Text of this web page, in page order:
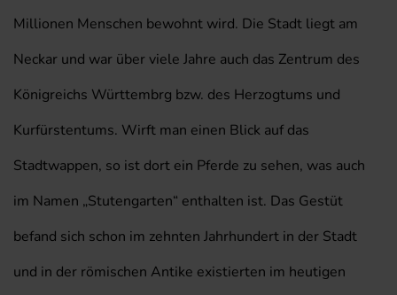
Millionen Menschen bewohnt wird. Die Stadt liegt am
Neckar und war über viele Jahre auch das Zentrum des
Königreichs Württembrg bzw. des Herzogtums und
Kurfürstentums. Wirft man einen Blick auf das
Stadtwappen, so ist dort ein Pferde zu sehen, was auch
im Namen „Stutengarten“ enthalten ist. Das Gestüt
befand sich schon im zehnten Jahrhundert in der Stadt
und in der römischen Antike existierten im heutigen